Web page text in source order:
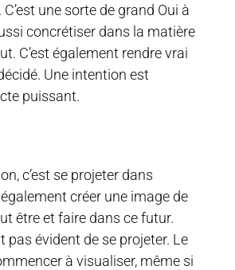
une sorte de grand Oui à
concrétiser dans la matière
C’est également rendre vrai
Une intention est
puissant.
c’est se projeter dans
également créer une image de
être et faire dans ce futur.
pas évident de se projeter. Le
à visualiser, même si